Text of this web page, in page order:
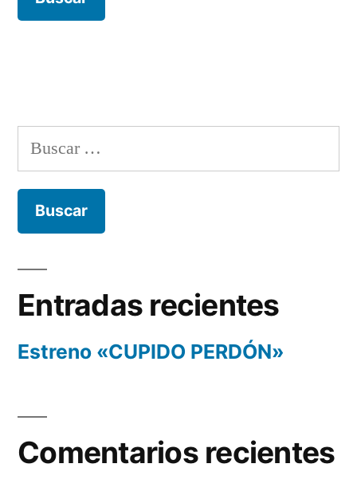
Buscar:
Entradas recientes
Estreno «CUPIDO PERDÓN»
Comentarios recientes